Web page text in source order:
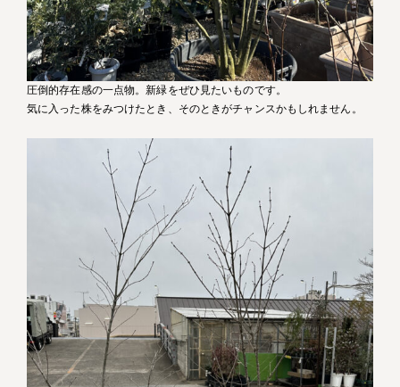
圧倒的存在感の一点物。新緑をぜひ見たいものです。
気に入った株をみつけたとき、そのときがチャンスかもしれません。